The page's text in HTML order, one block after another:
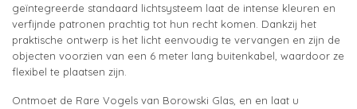
geïntegreerde standaard lichtsysteem laat de intense kleuren en
verfijnde patronen prachtig tot hun recht komen. Dankzij het
praktische ontwerp is het licht eenvoudig te vervangen en zijn de
objecten voorzien van een 6 meter lang buitenkabel, waardoor ze
flexibel te plaatsen zijn.
Ontmoet de Rare Vogels van Borowski Glas, en en laat u